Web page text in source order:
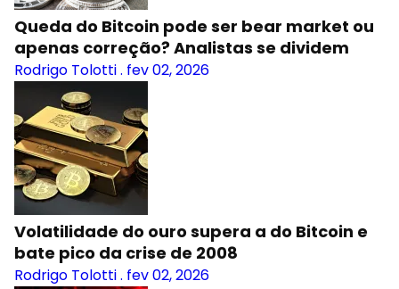
Queda do Bitcoin pode ser bear market ou
apenas correção? Analistas se dividem
Rodrigo Tolotti. fev 02, 2026
Volatilidade do ouro supera a do Bitcoin e
bate pico da crise de 2008
Rodrigo Tolotti. fev 02, 2026